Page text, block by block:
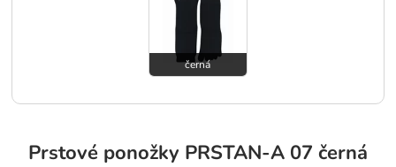
černá
Prstové ponožky PRSTAN-A 07 černá